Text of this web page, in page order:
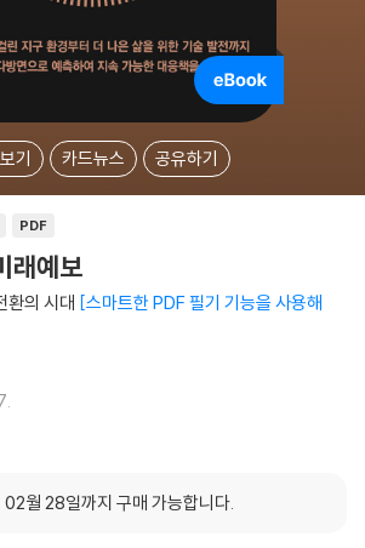
기 카드뉴스 공유하기
PDF
래예보
환의 시대 스마트한 PDF 필기 기능을 사용해
월 28일까지 구매 가능합니다.